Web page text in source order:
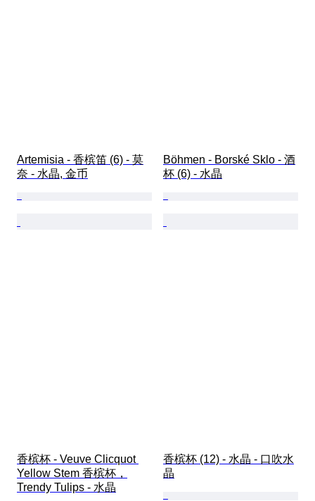
Artemisia - 香槟笛 (6) - 莫
奈 - 水晶, 金币
Böhmen - Borské Sklo - 酒
杯 (6) - 水晶
香槟杯 - Veuve Clicquot
Yellow Stem 香槟杯，
Trendy Tulips - 水晶
香槟杯 (12) - 水晶 - 口吹水
晶